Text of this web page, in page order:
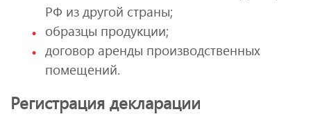
РФ из другой страны;
образцы продукции;
договор аренды производственных
помещений.
Регистрация декларации